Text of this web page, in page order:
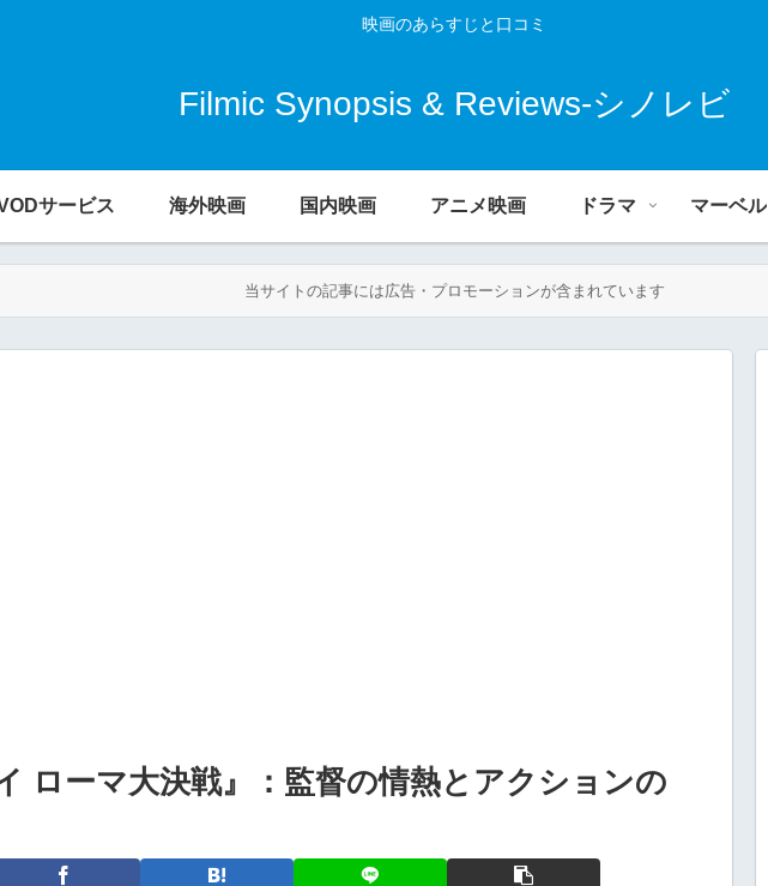
映画のあらすじと口コミ
Filmic Synopsis & Reviews-シノレビ
サービス 海外映画 国内映画 アニメ映画 ドラマ マーベル
当サイトの記事には広告・プロモーションが含まれています
ローマ大決戦』：監督の情熱とアクションの